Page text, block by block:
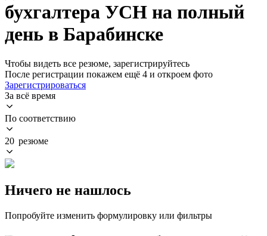
бухгалтера УСН на полный
день в Барабинске
Чтобы видеть все резюме, зарегистрируйтесь
После регистрации покажем ещё 4 и откроем фото
Зарегистрироваться
За всё время
По соответствию
20 резюме
Ничего не нашлось
Попробуйте изменить формулировку или фильтры